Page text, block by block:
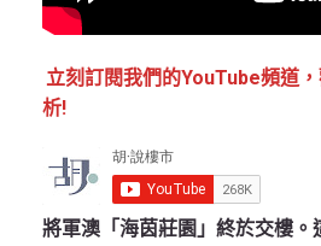
立刻訂閱我們的YouTube頻道
析!
將軍澳「海茵莊園」終於交樓。